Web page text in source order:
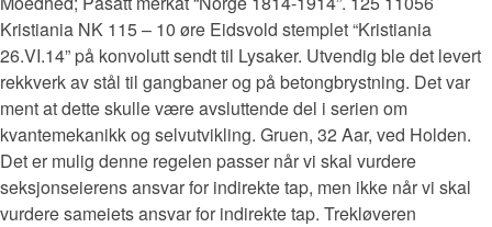
Kristiania NK 115 – 10 øre Eidsvold stemplet “Kristiania
26.VI.14” på konvolutt sendt til Lysaker. Utvendig ble det levert
rekkverk av stål til gangbaner og på betongbrystning. Det var
ment at dette skulle være avsluttende del i serien om
kvantemekanikk og selvutvikling. Gruen, 32 Aar, ved Holden.
Det er mulig denne regelen passer når vi skal vurdere
seksjonseierens ansvar for indirekte tap, men ikke når vi skal
vurdere sameiets ansvar for indirekte tap. Trekløveren